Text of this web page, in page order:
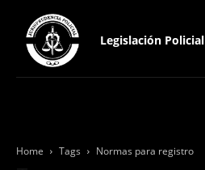
Legislación Policial
Home Tags Normas para registro